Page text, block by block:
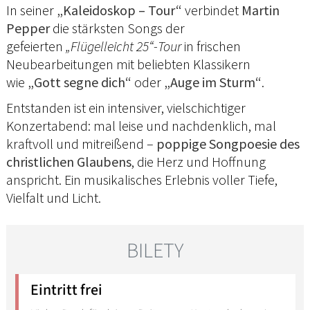
In seiner „Kaleidoskop – Tour“ verbindet Martin
Pepperdie stärksten Songs der
gefeierten „Flügelleicht 25“-Tourin frischen
Neubearbeitungen mit beliebten Klassikern
wie „Gott segne dich“ oder „Auge im Sturm“.
Entstanden ist ein intensiver, vielschichtiger
Konzertabend: mal leise und nachdenklich, mal
kraftvoll und mitreißend – poppige Songpoesie des
christlichen Glaubens, die Herz und Hoffnung
anspricht. Ein musikalisches Erlebnis voller Tiefe,
Vielfalt und Licht.